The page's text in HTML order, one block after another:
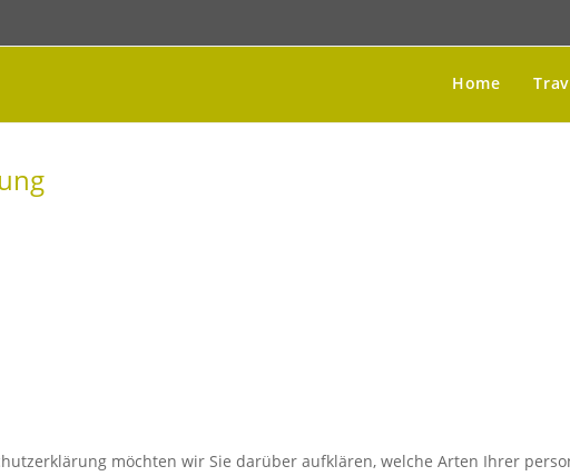
Home
möchten wir Sie darüber aufklären, welche Arten Ihrer